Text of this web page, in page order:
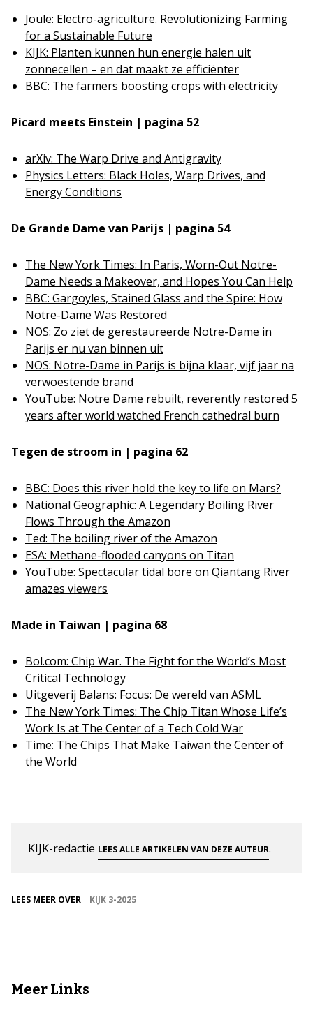
Joule: Electro-agriculture. Revolutionizing Farming
for a Sustainable Future
KIJK: Planten kunnen hun energie halen uit
zonnecellen – en dat maakt ze efficiënter
BBC: The farmers boosting crops with electricity
Picard meets Einstein | pagina 52
arXiv: The Warp Drive and Antigravity
Physics Letters: Black Holes, Warp Drives, and
Energy Conditions
De Grande Dame van Parijs | pagina 54
The New York Times: In Paris, Worn-Out Notre-
Dame Needs a Makeover, and Hopes You Can Help
BBC: Gargoyles, Stained Glass and the Spire: How
Notre-Dame Was Restored
NOS: Zo ziet de gerestaureerde Notre-Dame in
Parijs er nu van binnen uit
NOS: Notre-Dame in Parijs is bijna klaar, vijf jaar na
verwoestende brand
YouTube: Notre Dame rebuilt, reverently restored 5
years after world watched French cathedral burn
Tegen de stroom in | pagina 62
BBC: Does this river hold the key to life on Mars?
National Geographic: A Legendary Boiling River
Flows Through the Amazon
Ted: The boiling river of the Amazon
ESA: Methane-flooded canyons on Titan
YouTube: Spectacular tidal bore on Qiantang River
amazes viewers
Made in Taiwan | pagina 68
Bol.com: Chip War. The Fight for the World’s Most
Critical Technology
Uitgeverij Balans: Focus: De wereld van ASML
The New York Times: The Chip Titan Whose Life’s
Work Is at The Center of a Tech Cold War
Time: The Chips That Make Taiwan the Center of
the World
KIJK-redactie LEES ALLE ARTIKELEN VAN DEZE AUTEUR.
LEES MEER OVER KIJK 3-2025
Meer Links